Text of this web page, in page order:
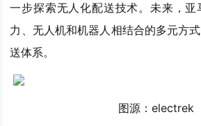
一步探索无人化配送技术。未来，亚
力、无人机和机器人相结合的多元方
送体系。
图源：electrek